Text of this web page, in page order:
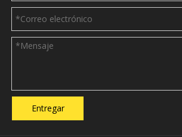
Entregar